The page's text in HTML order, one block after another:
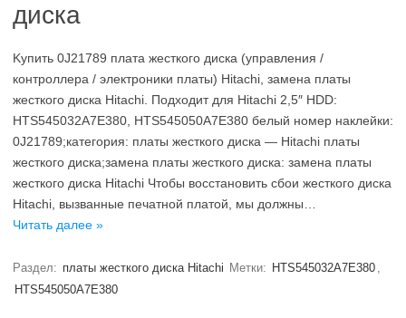
диска
Kупить 0J21789 плата жесткого диска (управления /
контроллера / электроники платы) Hitachi, замена платы
жесткого диска Hitachi. Подходит для Hitachi 2,5″ HDD:
HTS545032A7E380, HTS545050A7E380 белый номер наклейки:
0J21789;категория: платы жесткого диска — Hitachi платы
жесткого диска;замена платы жесткого диска: замена платы
жесткого диска Hitachi Чтобы восстановить сбои жесткого диска
Hitachi, вызванные печатной платой, мы должны…
Читать далее »
Раздел: платы жесткого диска Hitachi Метки: HTS545032A7E380 ,
HTS545050A7E380